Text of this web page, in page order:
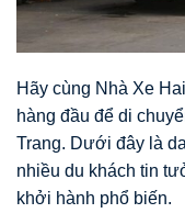
Hãy cùng Nhà Xe
hàng đầu để di
Trang. Dưới đây là
nhiều du khách tin
khởi hành phổ biến.